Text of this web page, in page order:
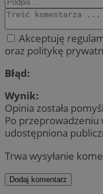
Akceptuję
oraz politykę
Błąd:
Wynik:
Opinia została
Po
udostępniona
Trwa wysyłanie
Dodaj komentarz